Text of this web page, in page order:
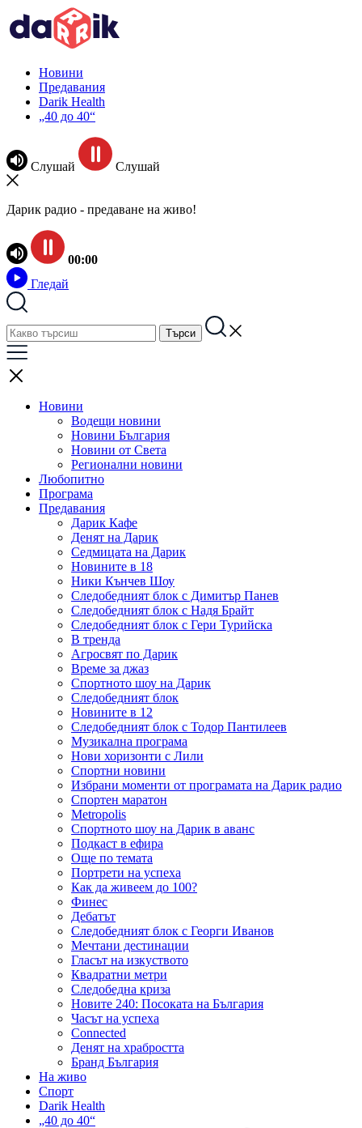
Новини
Предавания
Darik Health
„40 до 40“
Слушай Слушай
Дарик радио - предаване на живо!
00:00
Гледай
Новини
Водещи новини
Новини България
Новини от Света
Регионални новини
Любопитно
Програма
Предавания
Дарик Кафе
Денят на Дарик
Седмицата на Дарик
Новините в 18
Ники Кънчев Шоу
Следобедният блок с Димитър Панев
Следобедният блок с Надя Брайт
Следобедният блок с Гери Турийска
В тренда
Агросвят по Дарик
Време за джаз
Спортното шоу на Дарик
Следобедният блок
Новините в 12
Следобедният блок с Тодор Пантилеев
Музикална програма
Нови хоризонти с Лили
Спортни новини
Избрани моменти от програмата на Дарик радио
Спортен маратон
Metropolis
Спортното шоу на Дарик в аванс
Подкаст в ефира
Още по темата
Портрети на успеха
Как да живеем до 100?
Финес
Дебатът
Следобедният блок с Георги Иванов
Мечтани дестинации
Гласът на изкуството
Квадратни метри
Следобедна криза
Новите 240: Посоката на България
Часът на успеха
Connected
Денят на храбростта
Бранд България
На живо
Спорт
Darik Health
„40 до 40“